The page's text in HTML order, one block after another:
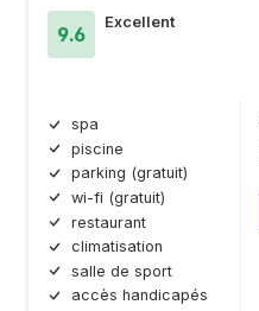
9.6
Excellent
spa
piscine
parking (gratuit)
wi-fi (gratuit)
restaurant
climatisation
salle de sport
accès handicapés